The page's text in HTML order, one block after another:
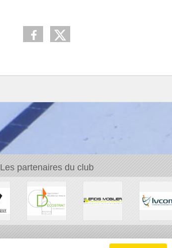
Les partenaires du club